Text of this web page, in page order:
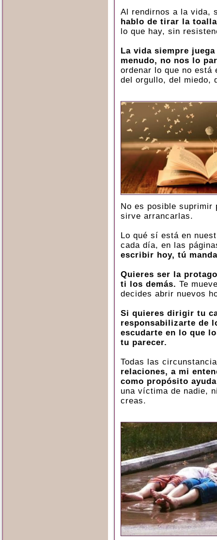
Al rendirnos a la vida,
hablo de tirar la
lo que hay, sin
La vida siempre
menudo, no nos lo
ordenar lo que no
del orgullo, del miedo,
No es posible suprimir
sirve arrancarlas.
Lo qué sí está en
cada día, en las
escribir hoy, tú
Quieres ser la
ti los demás. Te
decides abrir nuevos
Si quieres dirigir tu
responsabilizarte de
escudarte en lo que
tu parecer.
Todas las
relaciones, a mi
como propósito
una víctima de nadie,
creas.